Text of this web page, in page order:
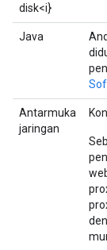
disk<i}
Java
Antarmuka
jaringan